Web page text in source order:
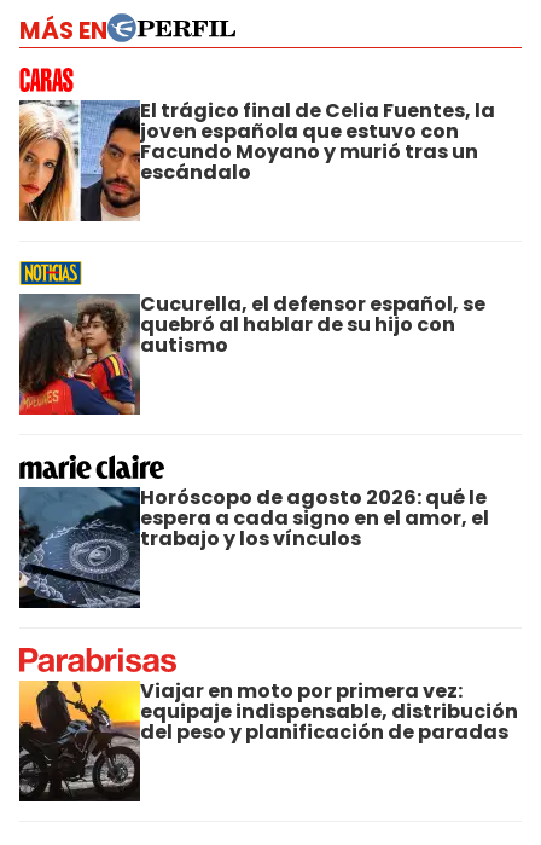
MÁS EN
El trágico final de Celia Fuentes, la
joven española que estuvo con
Facundo Moyano y murió tras un
escándalo
Cucurella, el defensor español, se
quebró al hablar de su hijo con
autismo
Horóscopo de agosto 2026: qué le
espera a cada signo en el amor, el
trabajo y los vínculos
Viajar en moto por primera vez:
equipaje indispensable, distribución
del peso y planificación de paradas